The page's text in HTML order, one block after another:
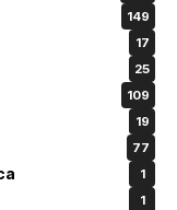
149
17
25
109
19
77
1
1